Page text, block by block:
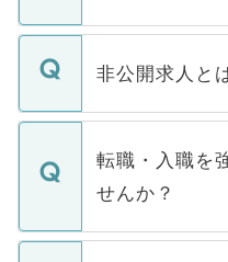
ご登録いただき
登録内容を確認
ます。通常、5
いただきますの
非公開求人と
マイナビ
うち約3割は、
けない「非公開
下記の理由によ
ません。
転職・入職を
せんか？
転職・入職を強